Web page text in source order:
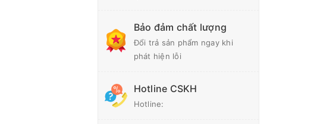
Bảo đảm chất lượng
Đổi trả sản phẩm ngay khi
phát hiện lỗi
Hotline CSKH
Hotline: